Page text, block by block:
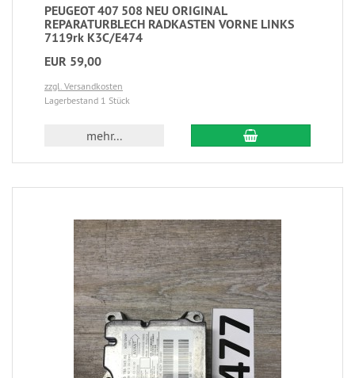
PEUGEOT 407 508 NEU ORIGINAL
REPARATURBLECH RADKASTEN VORNE LINKS
7119rk K3C/E474
EUR 59,00
zzgl. Versandkosten
Lagerbestand 1 Stück
mehr...